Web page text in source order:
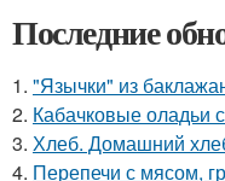
Последние
1. "Язычки" из
2. Кабачковые оладьи
3. Хлеб. Домашний
4. Перепечи с мясом,